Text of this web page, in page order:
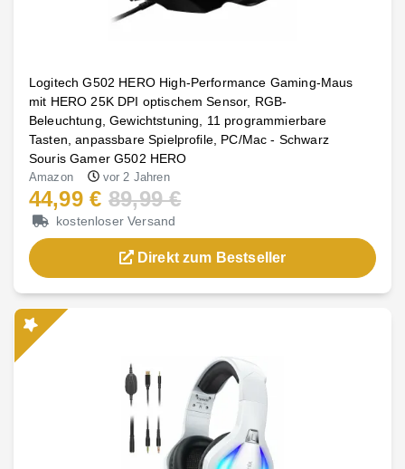
Logitech G502 HERO High-Performance Gaming-Maus
mit HERO 25K DPI optischem Sensor, RGB-
Beleuchtung, Gewichtstuning, 11 programmierbare
Tasten, anpassbare Spielprofile, PC/Mac - Schwarz
Souris Gamer G502 HERO
Amazon vor 2 Jahren
44,99 € 89,99 €
kostenloser Versand
Direkt zum Bestseller